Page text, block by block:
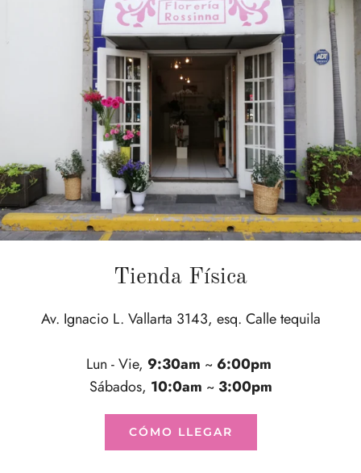
Tienda Física
Av. Ignacio L. Vallarta 3143, esq. Calle tequila
Lun - Vie, 9:30am ~ 6:00pm
Sábados, 10:0am ~ 3:00pm
CÓMO LLEGAR